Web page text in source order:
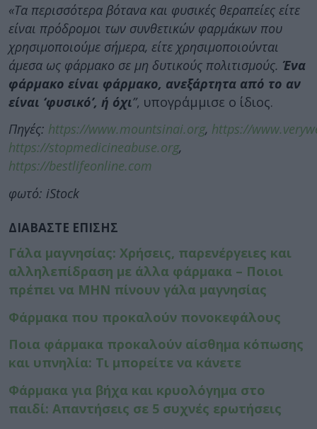
«Τα περισσότερα βότανα και φυσικές θεραπείες είτε
είναι πρόδρομοι των συνθετικών φαρμάκων που
χρησιμοποιούμε σήμερα, είτε χρησιμοποιούνται
άμεσα ως φάρμακο σε μη δυτικούς πολιτισμούς. Ένα
φάρμακο είναι φάρμακο, ανεξάρτητα από το αν
είναι ‘φυσικό’, ή όχι”, υπογράμμισε ο ίδιος.
Πηγές: https://www.mountsinai.org, https://
https://stopmedicineabuse.org,
https://bestlifeonline.com
φωτό: iStock
ΔΙΑΒΑΣΤΕ ΕΠΙΣΗΣ
Γάλα μαγνησίας: Χρήσεις, παρενέργειες και
αλληλεπίδραση με άλλα φάρμακα – Ποιοι
πρέπει να ΜΗΝ πίνουν γάλα μαγνησίας
Φάρμακα που προκαλούν πονοκεφάλους
Ποια φάρμακα προκαλούν αίσθημα κόπωσης
και υπνηλία: Τι μπορείτε να κάνετε
Φάρμακα για βήχα και κρυολόγημα στο
παιδί: Απαντήσεις σε 5 συχνές ερωτήσεις